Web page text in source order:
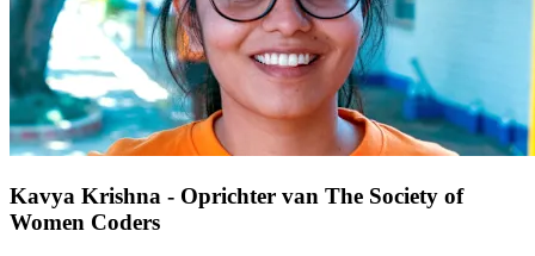
Kavya Krishna - Oprichter van The Society of
Women Coders